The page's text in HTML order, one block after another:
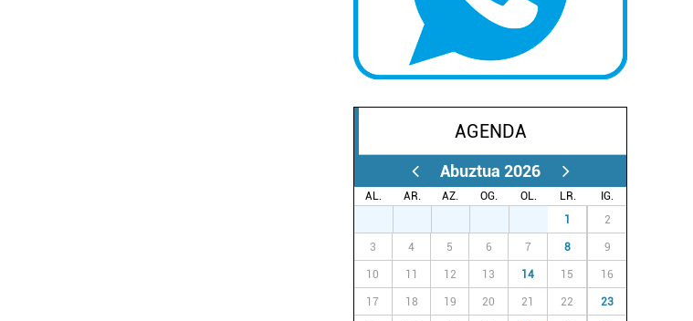
AGENDA
Abuztua 2026
AL. AR. AZ. OG. OL. LR.
IG.
1 2
3 4 5 6 7 8 9
10 11 12 13 14 15 16
17 18 19 20 21 22 23